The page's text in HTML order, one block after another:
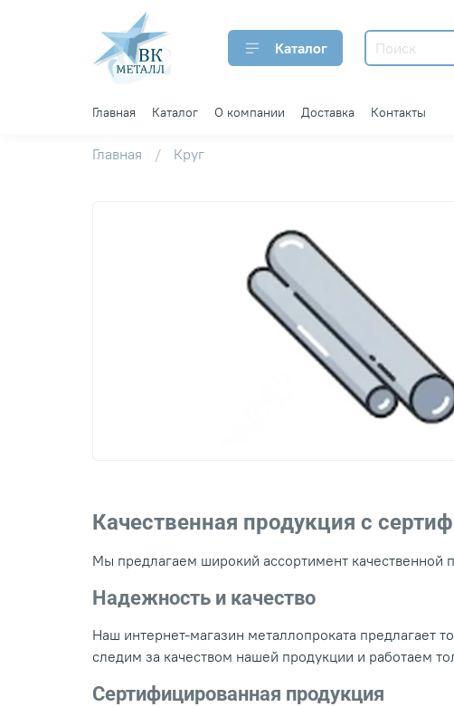
Каталог
Главная Каталог О компании Доставка Контакты
Главная Круг
Качественная продукция с
Мы предлагаем широкий ассортимент качественной
Надежность и качество
Наш интернет-магазин металлопроката предлагает
следим за качеством нашей продукции и работаем
Сертифицированная продукция